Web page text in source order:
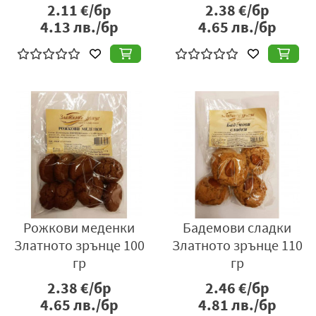
2.11€/бр
4.13лв./бр
2.38€/бр
4.65лв./бр
Рожкови меденки
Златното зрънце 100
гр
2.38€/бр
4.65лв./бр
Бадемови сладки
Златното зрънце 110
гр
2.46€/бр
4.81лв./бр